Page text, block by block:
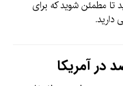
تا مطمئن شوید که برای
دارید.
در آمریکا